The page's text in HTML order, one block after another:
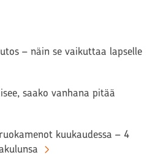
– näin se vaikuttaa lapselle
saako vanhana pitää
kuukaudessa – 4